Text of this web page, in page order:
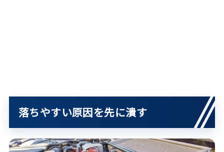
落ちやすい原因を先に潰す